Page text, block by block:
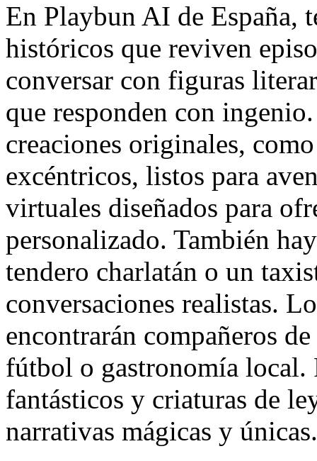
En Playbun AI de España,
históricos que reviven
conversar con figuras
que responden con
creaciones originales,
excéntricos, listos para
virtuales diseñados para
personalizado. También
tendero charlatán o un
conversaciones realistas.
encontrarán compañeros
fútbol o gastronomía local.
fantásticos y criaturas de
narrativas mágicas y únicas.